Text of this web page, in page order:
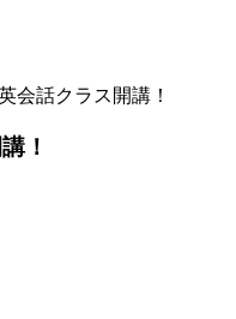
会話クラス開講！
！